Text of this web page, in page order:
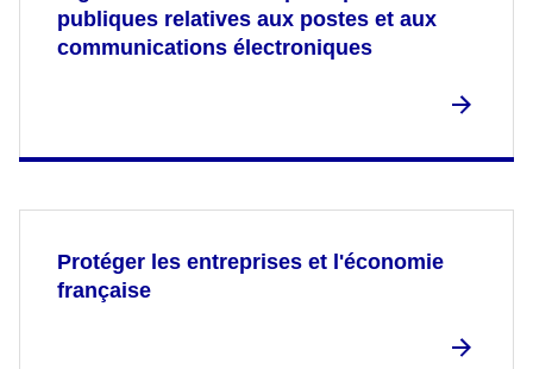
publiques relatives aux postes et aux
communications électroniques
Protéger les entreprises et l'économie
française